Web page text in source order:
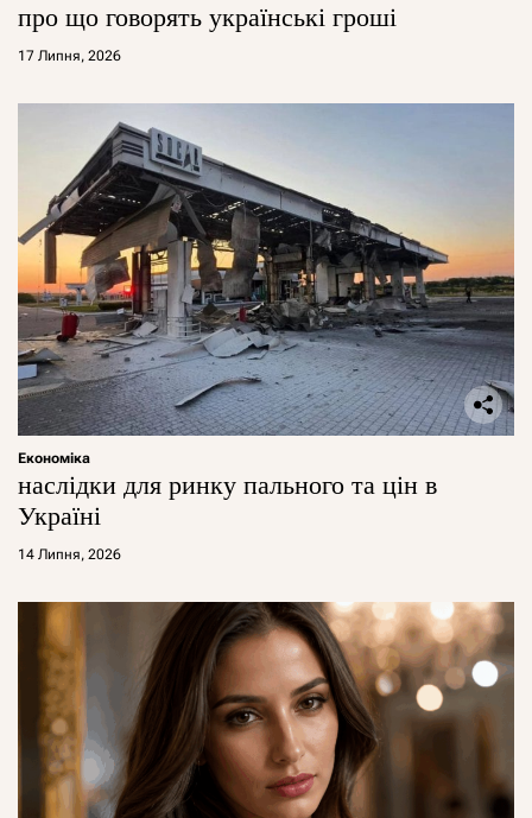
про що говорять українські гроші
17 Липня, 2026
Економіка
наслідки для ринку пального та цін в
Україні
14 Липня, 2026